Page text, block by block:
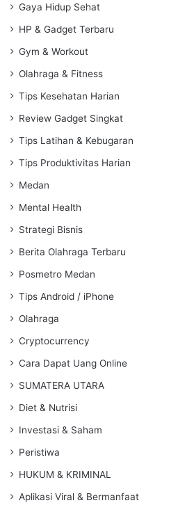
Gaya Hidup Sehat
HP & Gadget Terbaru
Gym & Workout
Olahraga & Fitness
Tips Kesehatan Harian
Review Gadget Singkat
Tips Latihan & Kebugaran
Tips Produktivitas Harian
Medan
Mental Health
Strategi Bisnis
Berita Olahraga Terbaru
Posmetro Medan
Tips Android / iPhone
Olahraga
Cryptocurrency
Cara Dapat Uang Online
SUMATERA UTARA
Diet & Nutrisi
Investasi & Saham
Peristiwa
HUKUM & KRIMINAL
Aplikasi Viral & Bermanfaat